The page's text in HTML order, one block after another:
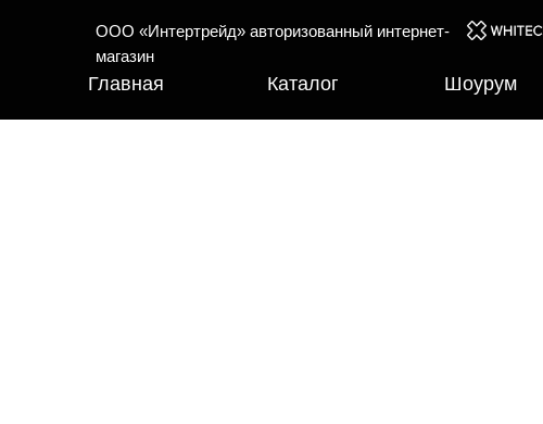
ООО «Интертрейд» авторизованный интернет-
магазин
Главная Каталог Шоурум